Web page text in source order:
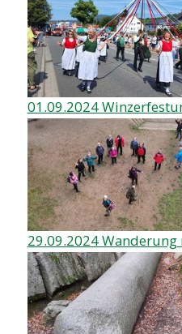
01.09.2024
29.09.2024